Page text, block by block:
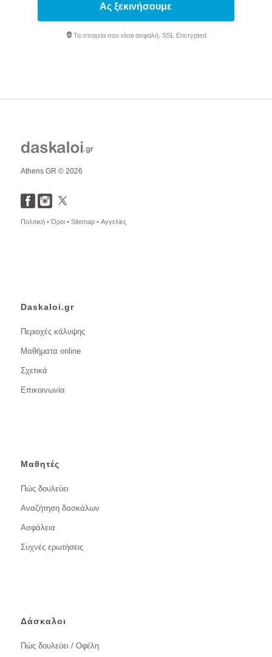
Ας ξεκινήσουμε
Τα στοιχεία σου είναι ασφαλή. SSL Encrypted
Athens GR © 2026
Πολιτική •Όροι • Sitemap • Αγγελίες
Daskaloi.gr
Περιοχές κάλυψης
Μαθήματα online
Σχετικά
Επικοινωνία
Μαθητές
Πώς δουλεύει
Αναζήτηση δασκάλων
Ασφάλεια
Συχνές ερωτήσεις
Δάσκαλοι
Πώς δουλεύει / Οφέλη